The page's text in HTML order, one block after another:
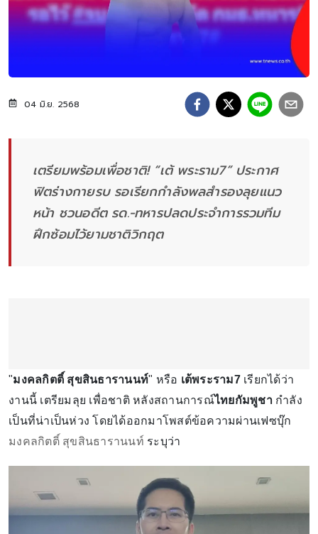
04 มิ.ย. 2568
เตรียมพร้อมเพื่อชาติ! “เต้ พระราม7” ประกาศ
ฟิตร่างกายรบ รอเรียกกำลังพลสำรองลุยแนว
หน้า ชวนอดีต รด.-ทหารปลดประจำการรวมทีม
ฝึกซ้อมไว้ยามชาติวิกฤต
"มงคลกิตติ์ สุขสินธารานนท์" หรือ เต้พระราม7 เรียกได้ว่า
งานนี้ เตรียมลุย เพื่อชาติ หลังสถานการณ์ไทยกัมพูชากำลัง
เป็นที่น่าเป็นห่วง โดยได้ออกมาโพสต์ข้อความผ่านเฟซบุ๊ก
มงคลกิตติ์ สุขสินธารานนท์ ระบุว่า